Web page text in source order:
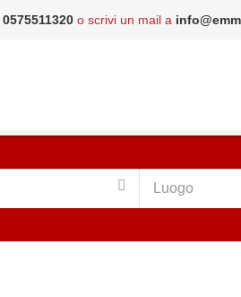
0575511320 o scrivi un mail a
Luogo